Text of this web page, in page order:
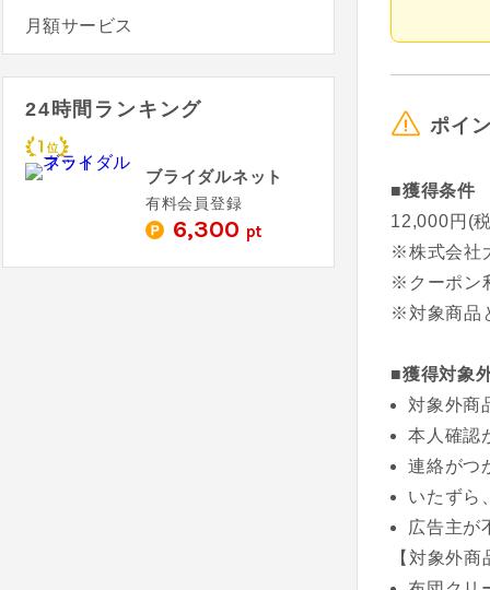
ポイ
■獲得条件
12,000円(
※株式会社
※クーポン
※対象商品
■獲得対象
対象外商
本人確認
連絡がつ
いたずら
広告主が
【対象外商
月額サービス
24時間ランキング
ブライダルネット
有料会員登録
6,300 pt